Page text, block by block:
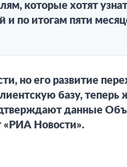
которые хотят
и по итогам пяти
но его развитие
базу, теперь
данные
«РИА Новости».